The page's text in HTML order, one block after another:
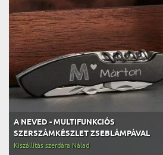
A NEVED - MULTIFUNKCIÓS
SZERSZÁMKÉSZLET ZSEBLÁMPÁVAL
Kiszállítás szerdára Nálad